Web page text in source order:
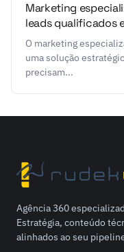
Marketing
leads qualificados
O marketing
uma solução
precisam...
Agência 360
Estratégia, conteúdo
alinhados ao seu